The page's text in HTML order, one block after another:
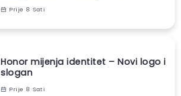
Prije 8 Sati
Honor mijenja identitet – Novi logo i
slogan
Prije 8 Sati